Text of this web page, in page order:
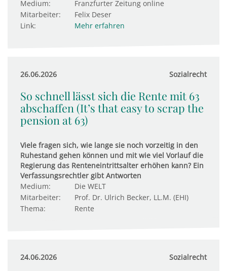
Medium:
Franzfurter Zeitung online
Mitarbeiter:
Felix Deser
Link:
Mehr erfahren
26.06.2026 Sozialrecht
So schnell lässt sich die Rente mit 63
abschaffen (It’s that easy to scrap the
pension at 63)
Viele fragen sich, wie lange sie noch vorzeitig in den
Ruhestand gehen können und mit wie viel Vorlauf die
Regierung das Renteneintrittsalter erhöhen kann? Ein
Verfassungsrechtler gibt Antworten
Medium:
Die WELT
Mitarbeiter:
Prof. Dr. Ulrich Becker, LL.M. (EHI)
Thema:
Rente
24.06.2026 Sozialrecht